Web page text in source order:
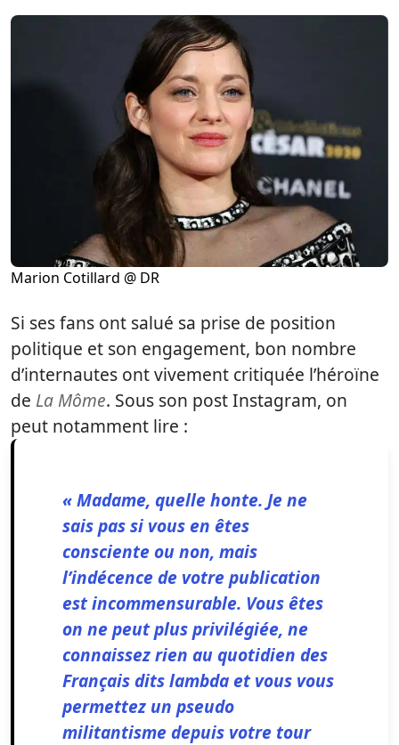
Marion Cotillard @ DR
Si ses fans ont salué sa prise de position
politique et son engagement, bon nombre
d’internautes ont vivement critiquée l’héroïne
de La Môme. Sous son post Instagram, on
peut notamment lire :
« Madame, quelle honte. Je ne
sais pas si vous en êtes
consciente ou non, mais
l’indécence de votre publication
est incommensurable. Vous êtes
on ne peut plus privilégiée, ne
connaissez rien au quotidien des
Français dits lambda et vous vous
permettez un pseudo
militantisme depuis votre tour